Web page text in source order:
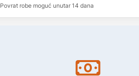
Povrat robe moguć unutar 14 dana